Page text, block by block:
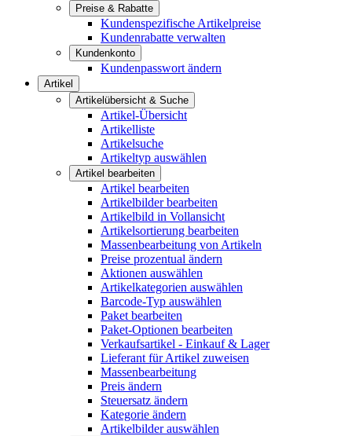
Preise & Rabatte
Kundenspezifische Artikelpreise
Kundenrabatte verwalten
Kundenkonto
Kundenpasswort ändern
Artikel
Artikelübersicht & Suche
Artikel-Übersicht
Artikelliste
Artikelsuche
Artikeltyp auswählen
Artikel bearbeiten
Artikel bearbeiten
Artikelbilder bearbeiten
Artikelbild in Vollansicht
Artikelsortierung bearbeiten
Massenbearbeitung von Artikeln
Preise prozentual ändern
Aktionen auswählen
Artikelkategorien auswählen
Barcode-Typ auswählen
Paket bearbeiten
Paket-Optionen bearbeiten
Verkaufsartikel - Einkauf & Lager
Lieferant für Artikel zuweisen
Massenbearbeitung
Preis ändern
Steuersatz ändern
Kategorie ändern
Artikelbilder auswählen